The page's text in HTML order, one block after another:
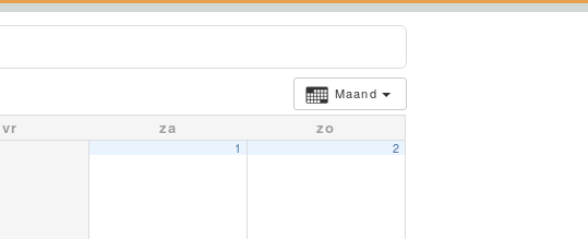
Maand
vr za zo
1 2